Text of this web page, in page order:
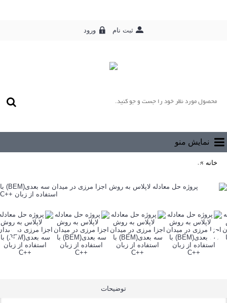
ورود ثبت نام
نمایش منو
خانه پروژه حل معادله لاپلاس به روش اجزا مرزی در ميدان سه بعدی(BEM) با استفاده از زبان ++C
توضیحات